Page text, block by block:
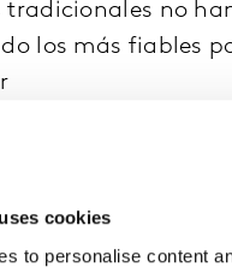
cookies
to personalise content
tradicionales no
los más fiables
(
‘Las 5 claves para
y, por último, las
creencia general de los